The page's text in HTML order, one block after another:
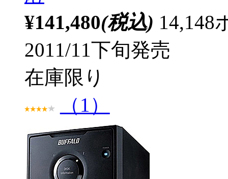
¥141,480(税込) 14,148
2011/11下旬発売
在庫限り
（1）